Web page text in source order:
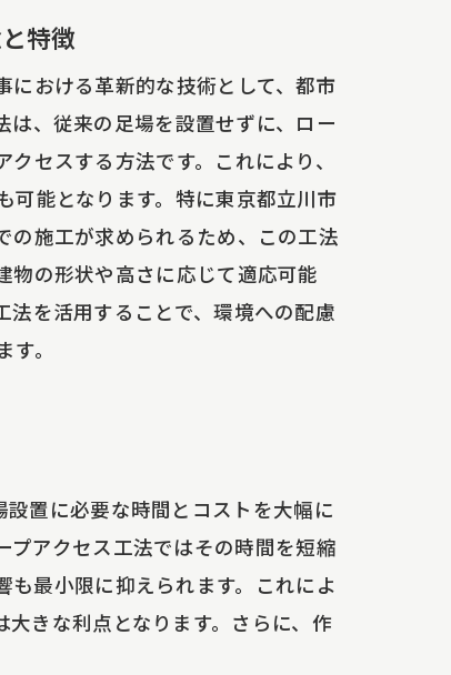
ト
特徴
における革新的な技術として、都市
は、従来の足場を設置せずに、ロー
セスする方法です。これにより、
可能となります。特に東京都立川市
の施工が求められるため、この工法
物の形状や高さに応じて適応可能
法を活用することで、環境への配慮
。
置に必要な時間とコストを大幅に
アクセス工法ではその時間を短縮
最小限に抑えられます。これによ
きな利点となります。さらに、作